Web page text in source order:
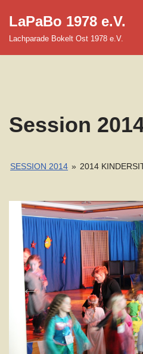
Inhalt
LaPaBo 1978 e.V.
Lachparade Bokelt Ost 1978 e.V.
Session
SESSION 2014 » 2014